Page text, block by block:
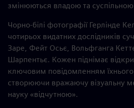
змінюються владою та суспільною
Чорно-білі фотографії Герлінде
чотирьох видатних дослідників
Заре, Фейт Осьє, Вольфганга
Шарпентьє. Кожен піднімає
ключовим повідомленням
створюючи вражаючу візуальну
науку «відчутною».